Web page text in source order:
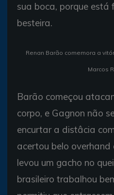
sua boca, porque está
besteira.
Renan Barão comemora a
Marcos
Barão começou
corpo, e Gagnon não
encurtar a distâcia
acertou belo overhand
levou um gacho no
brasileiro trabalhou